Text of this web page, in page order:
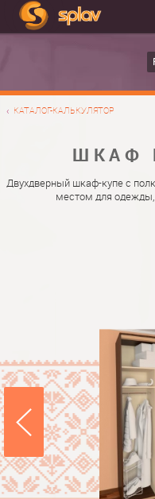
КАТАЛОГ-КАЛЬКУЛЯТОР
ШКАФ
Двухдверный шкаф-купе с
местом для одежды,
ВСТРОЕННЫЕ
НАСТЕННАЯ
ФОТО ШКАФОВ
МАТЕРИАЛЫ
ФУРНИТУРА
О НАС